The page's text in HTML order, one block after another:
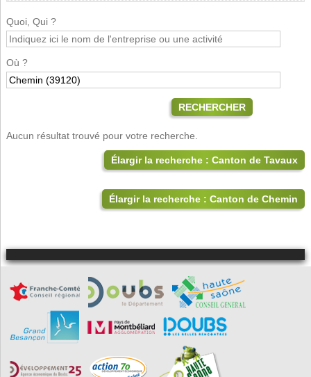
Quoi, Qui ?
Où ?
RECHERCHER
Aucun résultat trouvé pour votre recherche.
Élargir la recherche : Canton de Tavaux
Élargir la recherche : Canton de Chemin